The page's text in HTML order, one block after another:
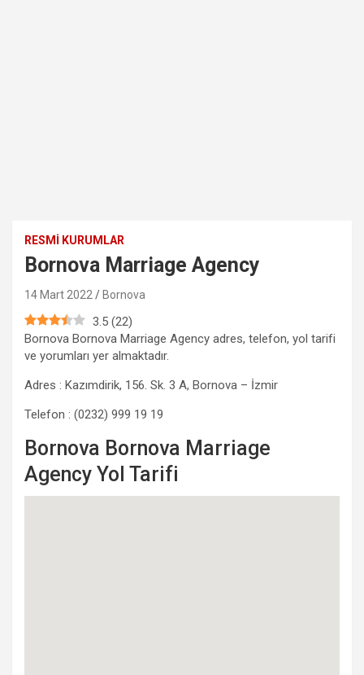
RESMI KURUMLAR
Bornova Marriage Agency
14 Mart 2022 Bornova
3.5 (22)
Bornova Bornova Marriage Agency adres, telefon, yol tarifi
ve yorumları yer almaktadır.
Adres : Kazımdirik, 156. Sk. 3 A, Bornova – İzmir
Telefon : (0232) 999 19 19
Bornova Bornova Marriage
Agency Yol Tarifi